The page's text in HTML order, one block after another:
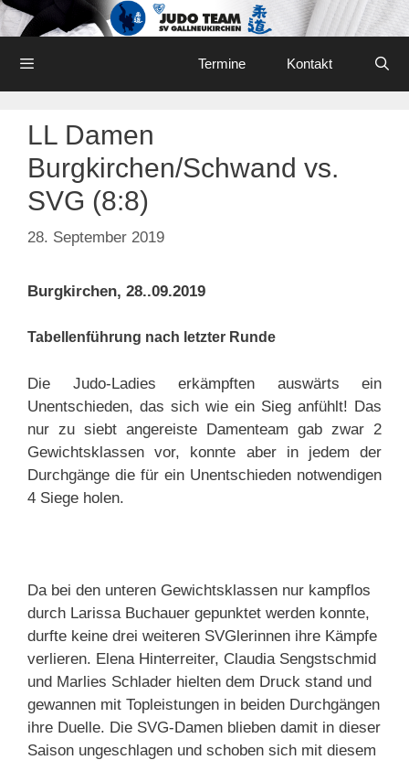
Skip
to
content
Termine Kontakt
LL Damen
Burgkirchen/Schwand vs.
SVG (8:8)
28. September 2019
Burgkirchen, 28..09.2019
Tabellenführung nach letzter Runde
Die Judo-Ladies erkämpften auswärts ein
Unentschieden, das sich wie ein Sieg anfühlt! Das
nur zu siebt angereiste Damenteam gab zwar 2
Gewichtsklassen vor, konnte aber in jedem der
Durchgänge die für ein Unentschieden notwendigen
4 Siege holen.
Da bei den unteren Gewichtsklassen nur kampflos
durch Larissa Buchauer gepunktet werden konnte,
durfte keine drei weiteren SVGlerinnen ihre Kämpfe
verlieren. Elena Hinterreiter, Claudia Sengstschmid
und Marlies Schlader hielten dem Druck stand und
gewannen mit Topleistungen in beiden Durchgängen
ihre Duelle. Die SVG-Damen blieben damit in dieser
Saison ungeschlagen und schoben sich mit diesem